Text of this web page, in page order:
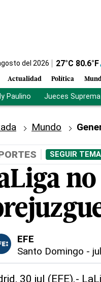
del 2026 27°C 80.6°F
Actualidad Política
Paulino Jueces
Mundo
SEGUIR
EFE
Santo Domingo -
30 jul (EFE).-